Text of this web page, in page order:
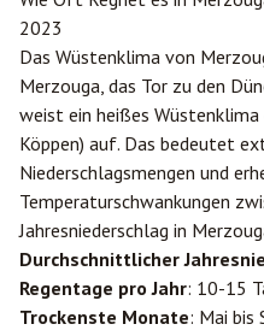
2023
Das Wüstenklima von
Merzouga, das Tor zu den
weist ein heißes
Köppen) auf. Das bedeutet
Niederschlagsmengen und
Temperaturschwankungen
Jahresniederschlag in
Durchschnittlicher
Regentage pro Jahr: 10-15
Trockenste Monate: Mai bis